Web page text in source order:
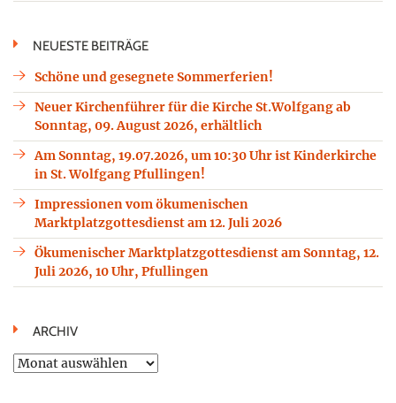
NEUESTE BEITRÄGE
Schöne und gesegnete Sommerferien!
Neuer Kirchenführer für die Kirche St.Wolfgang ab
Sonntag, 09. August 2026, erhältlich
Am Sonntag, 19.07.2026, um 10:30 Uhr ist Kinderkirche
in St. Wolfgang Pfullingen!
Impressionen vom ökumenischen
Marktplatzgottesdienst am 12. Juli 2026
Ökumenischer Marktplatzgottesdienst am Sonntag, 12.
Juli 2026, 10 Uhr, Pfullingen
ARCHIV
Archiv